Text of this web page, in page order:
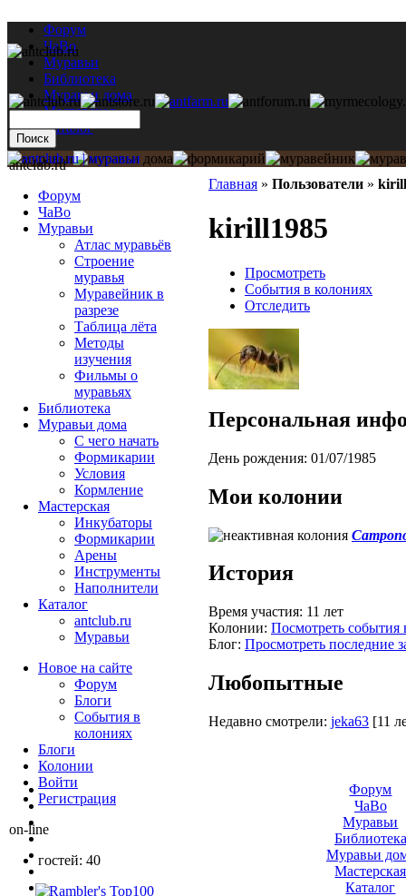
Форум
ЧаВо
Муравьи
Библиотека
Муравьи дома
Мастерская
Каталог
Главная » Пользователи »
kirill1985
Просмотреть
События в колониях
Отследить
Персональная
День рождения: 01/07/1985
Мои колонии
История
Время участия: 11 лет
Колонии: Посмотреть события
Блог: Просмотреть последние
Любопытные
Недавно смотрели: jeka63 [11
antclub.ru
Форум
ЧаВо
Муравьи
Атлас муравьёв
Строение
муравья
Муравейник в
разрезе
Таблица лёта
Методы
изучения
Фильмы о
муравьях
Библиотека
Муравьи дома
С чего начать
Формикарии
Условия
Кормление
Мастерская
Инкубаторы
Формикарии
Арены
Инструменты
Наполнители
Каталог
antclub.ru
Муравьи
Новое на сайте
Форум
Блоги
События в
колониях
Блоги
Колонии
Войти
Peгиcтpaция
on-line
гостей: 40
Форум
ЧаВо
Муравьи
Библиотека
Муравьи
Мастерская
Каталог